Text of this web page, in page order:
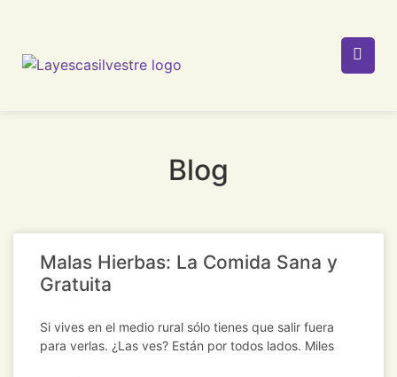
Blog
Malas Hierbas: La Comida Sana y
Gratuita
Si vives en el medio rural sólo tienes que salir fuera
para verlas. ¿Las ves? Están por todos lados. Miles